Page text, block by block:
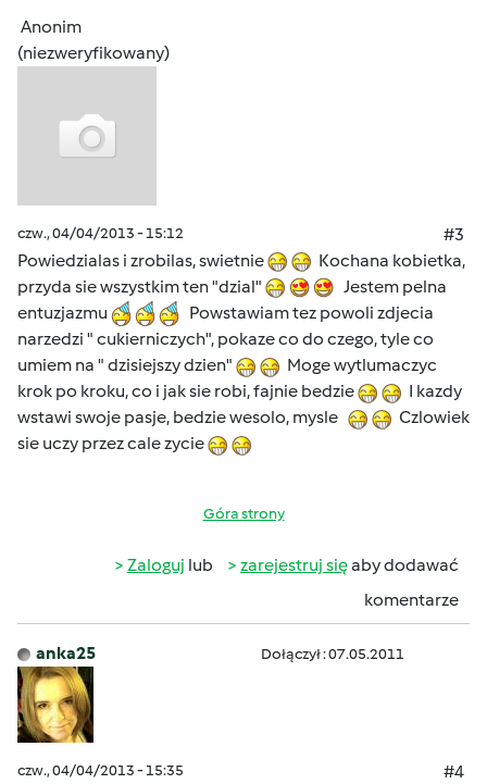
Anonim
(niezweryfikowany)
czw., 04/04/2013 - 15:12
#3
Powiedzialas i zrobilas, swietnie
Kochana kobietka,
przyda sie wszystkim ten "dzial"
Jestem pelna
entuzjazmu
Powstawiam tez powoli zdjecia
narzedzi " cukierniczych", pokaze co do czego, tyle co
umiem na " dzisiejszy dzien"
Moge wytlumaczyc
krok po kroku, co i jak sie robi, fajnie bedzie
I kazdy
wstawi swoje pasje, bedzie wesolo, mysle
Czlowiek
sie uczy przez cale zycie
Góra strony
Zaloguj lub zarejestruj sięaby dodawać
komentarze
anka25 Dołączył : 07.05.2011
czw., 04/04/2013 - 15:35
#4